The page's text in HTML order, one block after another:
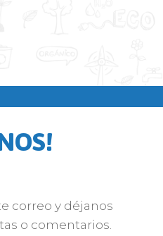
correo y déjanos
o comentarios.